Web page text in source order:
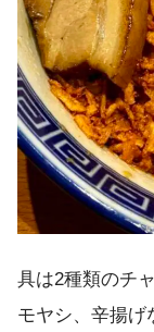
具は2種類のチ
モヤシ、辛揚げ